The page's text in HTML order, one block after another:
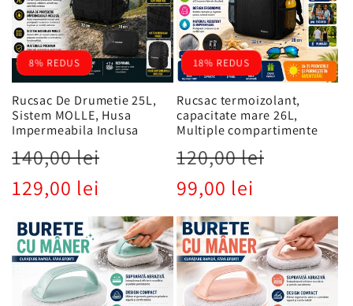
8% REDUS
Rucsac De Drumetie 25L,
Sistem MOLLE, Husa
Impermeabila Inclusa
Preț
obișnuit
140,00 lei
129,00 lei
18% REDUS
Rucsac termoizolant,
capacitate mare 26L,
Multiple compartimente
Preț
obișnuit
120,00 lei
99,00 lei